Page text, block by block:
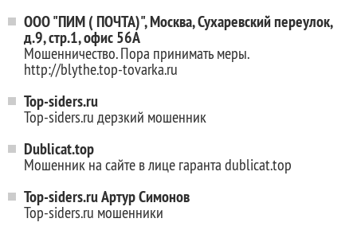
ООО "ПИМ ( ПОЧТА)", Москва, Сухаревский переулок,
д.9, стр.1, офис 56А
Мошенничество. Пора принимать меры.
http://blythe.top-tovarka.ru
Top-siders.ru
Top-siders.ru дерзкий мошенник
Dublicat.top
Мошенник на сайте в лице гаранта dublicat.top
Top-siders.ru Артур Симонов
Top-siders.ru мошенники